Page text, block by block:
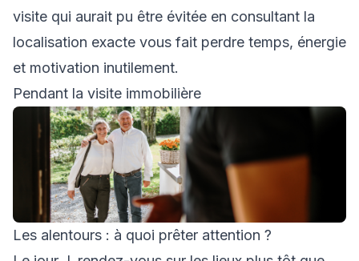
visite qui aurait pu être évitée en consultant la
localisation exacte vous fait perdre temps, énergie
et motivation inutilement.
Pendant la visite immobilière
Les alentours : à quoi prêter attention ?